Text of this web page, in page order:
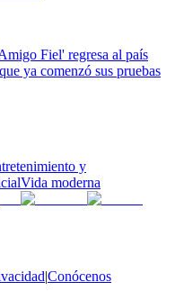
Fiel' regresa al país
ya comenzó sus pruebas
y
Vida moderna
|Conócenos